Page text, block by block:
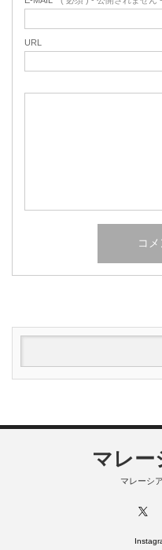
URL
マレー
マレーシ
RSS